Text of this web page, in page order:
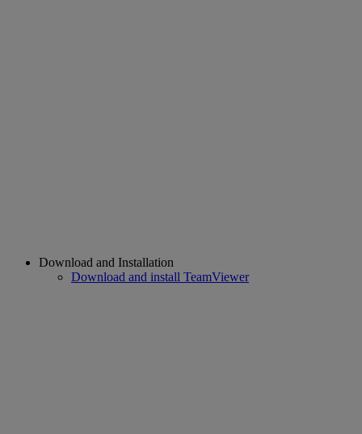
Download and Installation
Download and install TeamViewer